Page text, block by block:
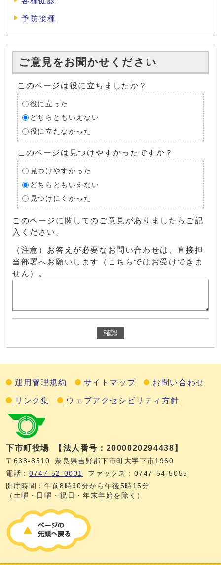
予防接種
ご意見をお聞かせください
このページは役に立ちましたか？
役に立った
どちらともいえない
役に立たなかった
このページは見つけやすかったですか？
見つけやすかった
どちらともいえない
見つけにくかった
このページに関してのご意見がありましたらご記
入ください。
（注意）お答えが必要なお問い合わせは、直接担
当部署へお願いします（こちらではお受けできま
せん）。
確認
運用管理規約 サイトマップ お問い合わせ
リンク集 ウェブアクセシビリティ方針
下市町役場 【法人番号：2000020294438】
〒638-8510
奈良県吉野郡下市町大字下市1960
電話： 0747‐52‐0001
ファックス：0747‐54‐5055
開庁時間：午前8時30分から午後5時15分
（土曜・日曜・祝日・年末年始を除く）